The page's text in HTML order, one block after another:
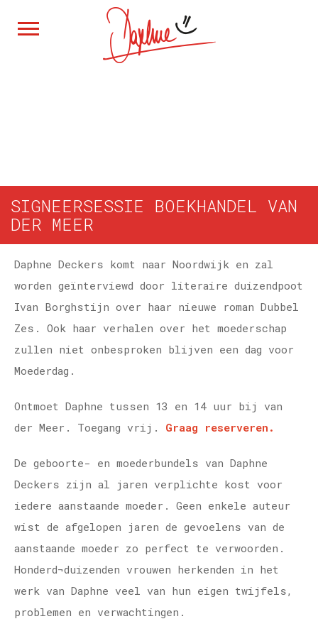
SIGNEERSESSIE BOEKHANDEL VAN
DER MEER
Daphne Deckers komt naar Noordwijk en zal
worden geïnterviewd door literaire duizendpoot
Ivan Borghstijn over haar nieuwe roman Dubbel
Zes. Ook haar verhalen over het moederschap
zullen niet onbesproken blijven een dag voor
Moederdag.
Ontmoet Daphne tussen 13 en 14 uur bij van
der Meer. Toegang vrij. Graag reserveren.
De geboorte- en moederbundels van Daphne
Deckers zijn al jaren verplichte kost voor
iedere aanstaande moeder. Geen enkele auteur
wist de afgelopen jaren de gevoelens van de
aanstaande moeder zo perfect te verwoorden.
Honderd¬duizenden vrouwen herkenden in het
werk van Daphne veel van hun eigen twijfels,
problemen en verwachtingen.